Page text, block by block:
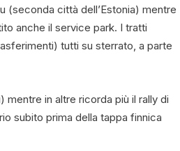
(seconda città dell’Estonia) mentre
anche il service park. I tratti
tutti su sterrato, a parte
mentre in altre ricorda più il rally di
subito prima della tappa finnica